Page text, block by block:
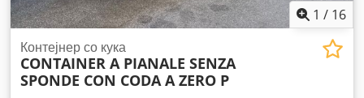
1 / 16
Контејнер со кука
CONTAINER A PIANALE SENZA
SPONDE CON CODA A ZERO P